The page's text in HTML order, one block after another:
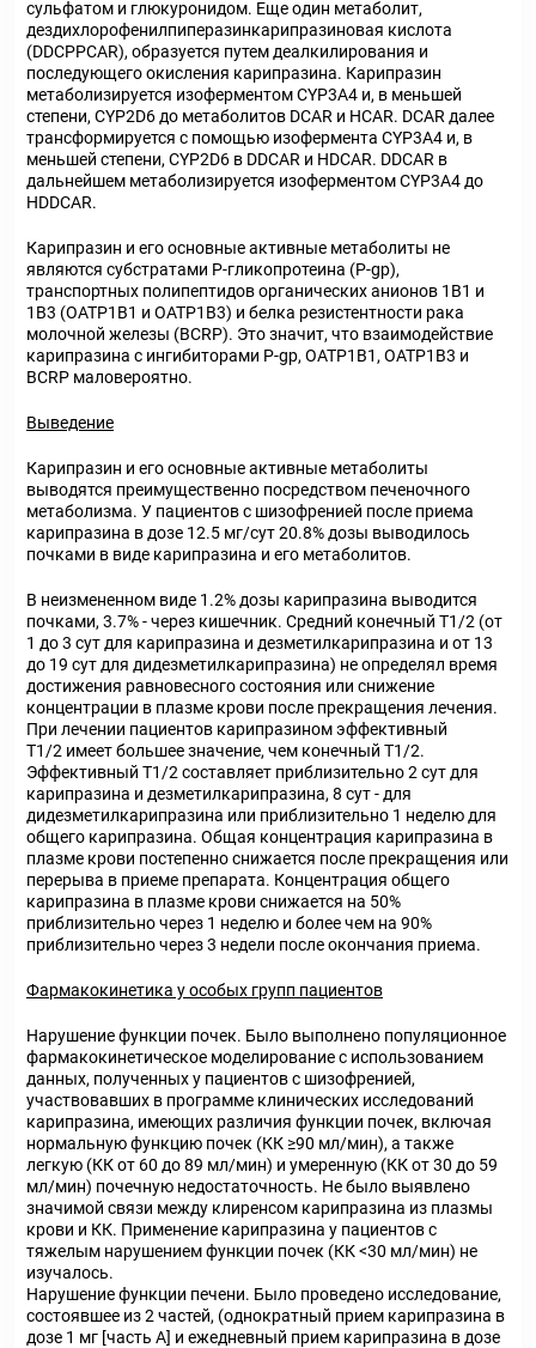
сульфатом и глюкуронидом. Еще один метаболит,
дездихлорофенилпиперазинкарипразиновая кислота
(DDCPPCAR), образуется путем деалкилирования и
последующего окисления карипразина. Карипразин
метаболизируется изоферментом CYP3A4 и, в меньшей
степени, CYP2D6 до метаболитов DCAR и HCAR. DCAR далее
трансформируется с помощью изофермента CYP3A4 и, в
меньшей степени, CYP2D6 в DDCAR и HDCAR. DDCAR в
дальнейшем метаболизируется изоферментом CYP3A4 до
HDDCAR.
Карипразин и его основные активные метаболиты не
являются субстратами Р-гликопротеина (P-gp),
транспортных полипептидов органических анионов 1В1 и
1В3 (ОАТР1В1 и ОАТР1В3) и белка резистентности рака
молочной железы (BCRP). Это значит, что взаимодействие
карипразина с ингибиторами P-gp, ОАТР1В1, ОАТР1В3 и
BCRP маловероятно.
Выведение
Карипразин и его основные активные метаболиты
выводятся преимущественно посредством печеночного
метаболизма. У пациентов с шизофренией после приема
карипразина в дозе 12.5 мг/сут 20.8% дозы выводилось
почками в виде карипразина и его метаболитов.
В неизмененном виде 1.2% дозы карипразина выводится
почками, 3.7% - через кишечник. Средний конечный Т1/2 (от
1 до 3 сут для карипразина и дезметилкарипразина и от 13
до 19 сут для дидезметилкарипразина) не определял время
достижения равновесного состояния или снижение
концентрации в плазме крови после прекращения лечения.
При лечении пациентов карипразином эффективный
Т1/2 имеет большее значение, чем конечный Т1/2.
Эффективный Т1/2 составляет приблизительно 2 сут для
карипразина и дезметилкарипразина, 8 сут - для
дидезметилкарипразина или приблизительно 1 неделю для
общего карипразина. Общая концентрация карипразина в
плазме крови постепенно снижается после прекращения или
перерыва в приеме препарата. Концентрация общего
карипразина в плазме крови снижается на 50%
приблизительно через 1 неделю и более чем на 90%
приблизительно через 3 недели после окончания приема.
Фармакокинетика у особых групп пациентов
Нарушение функции почек. Было выполнено популяционное
фармакокинетическое моделирование с использованием
данных, полученных у пациентов с шизофренией,
участвовавших в программе клинических исследований
карипразина, имеющих различия функции почек, включая
нормальную функцию почек (КК ≥90 мл/мин), а также
легкую (КК от 60 до 89 мл/мин) и умеренную (КК от 30 до 59
мл/мин) почечную недостаточность. Не было выявлено
значимой связи между клиренсом карипразина из плазмы
крови и КК. Применение карипразина у пациентов с
тяжелым нарушением функции почек (КК <30 мл/мин) не
изучалось.
Нарушение функции печени. Было проведено исследование,
состоявшее из 2 частей, (однократный прием карипразина в
дозе 1 мг [часть А] и ежедневный прием карипразина в дозе